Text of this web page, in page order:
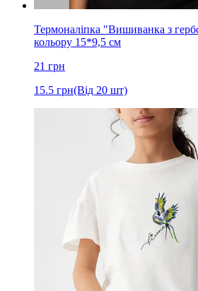
Термоналіпка "Вишиванка з
кольору 15*9,5 см
21 грн
15.5 грн(Від 20 шт)